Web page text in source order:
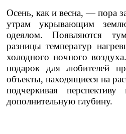
Осень, как и весна, — пора
утрам укрывающим
одеялом. Появляются
разницы температур
холодного ночного
подарок для любителей
объекты, находящиеся на
подчеркивая
дополнительную глубину.